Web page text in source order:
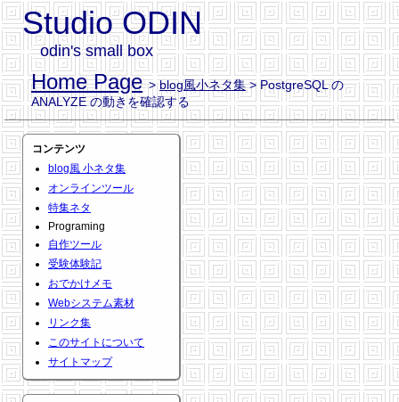
Studio ODIN
odin's small box
Home Page >blog風小ネタ集> PostgreSQL の
ANALYZE の動きを確認する
コンテンツ
blog風 小ネタ集
オンラインツール
特集ネタ
Programing
自作ツール
受験体験記
おでかけメモ
Webシステム素材
リンク集
このサイトについて
サイトマップ